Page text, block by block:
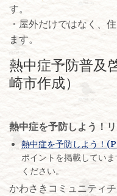
す。
・屋外だけではなく、
ます。
熱中症予防普及
崎市作成）
熱中症を予防しよう！
熱中症を予防しよう！
ポイントを掲載してい
ください。
かわさきコミュニティ